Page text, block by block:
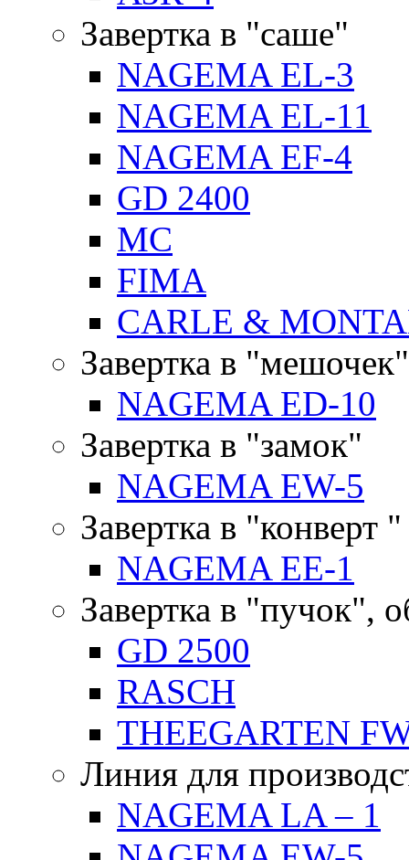
Завертка в "саше"
NAGEMA EL-3
NAGEMA EL-11
NAGEMA EF-4
GD 2400
MC
FIMA
CARLE &
Завертка в "мешочек"
NAGEMA ED-10
Завертка в "замок"
NAGEMA EW-5
Завертка в "конверт "
NAGEMA EE-1
Завертка в "пучок",
GD 2500
RASCH
THEEGARTEN
Линия для
NAGEMA LA – 1